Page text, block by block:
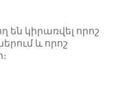
են կիրառվել որոշ
և որոշ